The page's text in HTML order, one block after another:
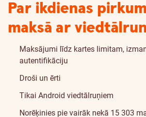
Par ikdienas
maksā ar
Maksājumi līdz kartes limitam,
autentifikāciju
Droši un ērti
Tikai Android viedtālruņiem
Norēķinies pie vairāk nekā 15 303